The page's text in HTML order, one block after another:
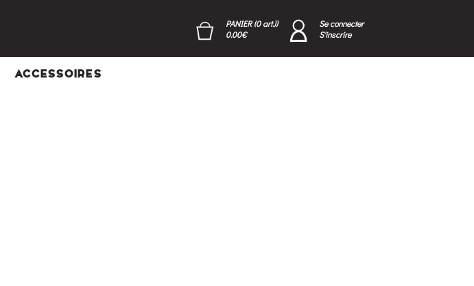
PANIER (0 art.))
0.00€
Se connecter
S'inscrire
ACCESSOIRES